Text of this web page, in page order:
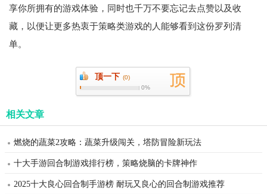
享你所拥有的游戏体验，同时也千万不要忘记去点赞以及收
藏，以便让更多热衷于策略类游戏的人能够看到这份罗列清
单。
顶一下 (0)
0%
相关文章
燃烧的蔬菜2攻略：蔬菜升级闯关，塔防冒险新玩法
十大手游回合制游戏排行榜，策略烧脑的卡牌神作
2025十大良心回合制手游榜 耐玩又良心的回合制游戏推荐